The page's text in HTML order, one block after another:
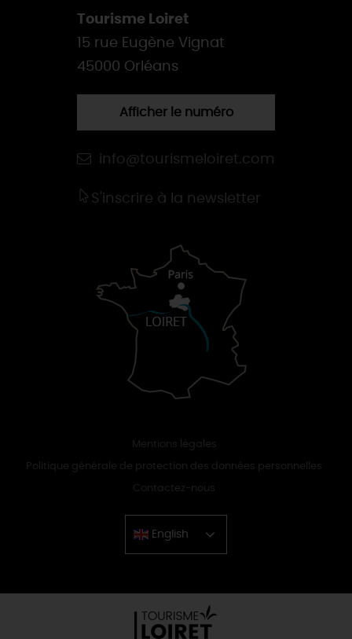
Tourisme Loiret
15 rue Eugène Vignat
45000 Orléans
Afficher le numéro
info@tourismeloiret.com
S'inscrire à la newsletter
Mentions légales
Politique générale de protection des données personnelles
Contactez-nous
English
Chinese